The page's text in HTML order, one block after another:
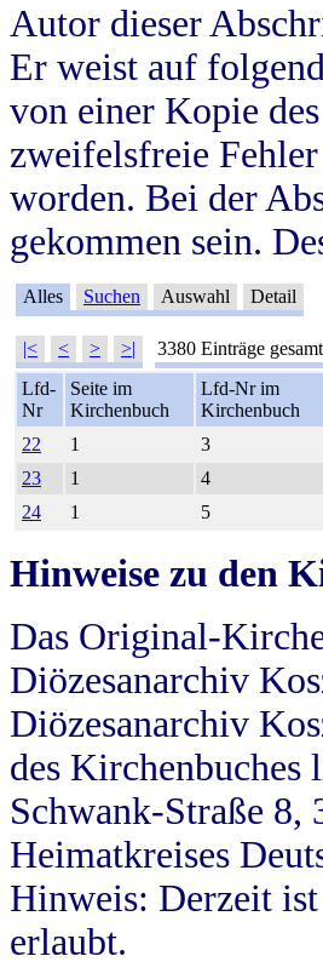
Autor dieser
Er weist auf
von einer Kopie
zweifelsfreie
worden. Bei der
gekommen sein.
Alles Suchen Auswahl Detail
|< < > >| 3380 Einträge
Lfd-
Nr
Seite im
Kirchenbuch
Lfd-Nr im
Kirchenbuch
22
1 3
23
1 4
24
1 5
Hinweise zu den
Das Original-
Diözesanarchiv
Diözesanarchiv
des Kirchenbuches
Schwank-Straße 8,
Heimatkreises
Hinweis: Derzeit
erlaubt.